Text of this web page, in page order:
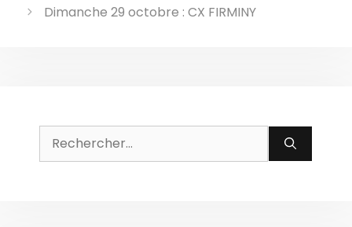
Dimanche 29 octobre : CX FIRMINY
Rechercher :